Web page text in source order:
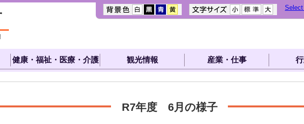
Select
健康・福祉・医療・介護 観光情報 産業・仕事
R7年度 6月の様子